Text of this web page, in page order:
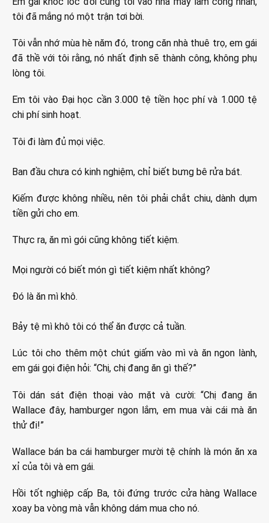
tôi đã mắng nó một trận tơi bời.
Tôi vẫn nhớ mùa hè năm đó, trong căn nhà thuê trọ, em gái
đã thề với tôi rằng, nó nhất định sẽ thành công, không phụ
lòng tôi.
Em tôi vào Đại học cần 3.000 tệ tiền học phí và 1.000 tệ
chi phí sinh hoạt.
Tôi đi làm đủ mọi việc.
Ban đầu chưa có kinh nghiệm, chỉ biết bưng bê rửa bát.
Kiếm được không nhiều, nên tôi phải chắt chiu, dành dụm
tiền gửi cho em.
Thực ra, ăn mì gói cũng không tiết kiệm.
Mọi người có biết món gì tiết kiệm nhất không?
Đó là ăn mì khô.
Bảy tệ mì khô tôi có thể ăn được cả tuần.
Lúc tôi cho thêm một chút giấm vào mì và ăn ngon lành,
em gái gọi điện hỏi: “Chị, chị đang ăn gì thế?”
Tôi dán sát điện thoại vào mặt và cười: “Chị đang ăn
Wallace đây, hamburger ngon lắm, em mua vài cái mà ăn
thử đi!”
Wallace bán ba cái hamburger mười tệ chính là món ăn xa
xỉ của tôi và em gái.
Hồi tốt nghiệp cấp Ba, tôi đứng trước cửa hàng Wallace
xoay ba vòng mà vẫn không dám mua cho nó.